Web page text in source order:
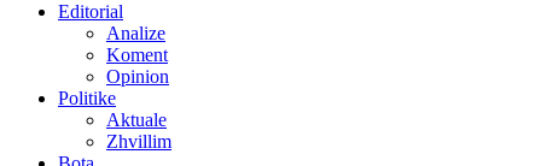
Editorial
Analize
Koment
Opinion
Politike
Aktuale
Zhvillim